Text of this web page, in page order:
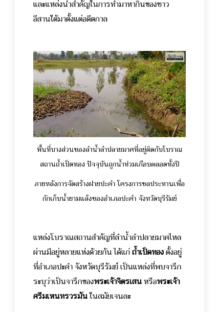
และแหล่งน้ำสำคัญในการทำมาหากินของชาว
อีสานใต้มาตั้งแต่อดีตกาล
พื้นที่บางส่วนของลำน้ำลำปลายมาศที่อยู่ติดกับโบราณ
สถานถ้ำเป็ดทอง ปัจจุบันถูกน้ำท่วมเกือบตลอดทั้งปี
ภายหลังการจัดสร้างฝายปะคำ โครงการชลประทานเพื่อ
กักเก็บน้ำยามแล้งของอำเภอปะคำ จังหวัดบุรีรัมย์
แหล่งโบราณสถานสำคัญที่ลำน้ำลำปลายมาศไหล
ผ่านมีอยู่หลายแห่งด้วยกัน ได้แก่ถ้ำเป็ดทองตั้งอยู่
ที่อำเภอปะคำ จังหวัดบุรีรัมย์ เป็นแหล่งที่พบจารึก
ระบุว่าเป็นจารึกของพระเจ้าจิตรเสนหรือพระเจ้า
ศรีมเหนทรวรมันในสมัยเจนละ